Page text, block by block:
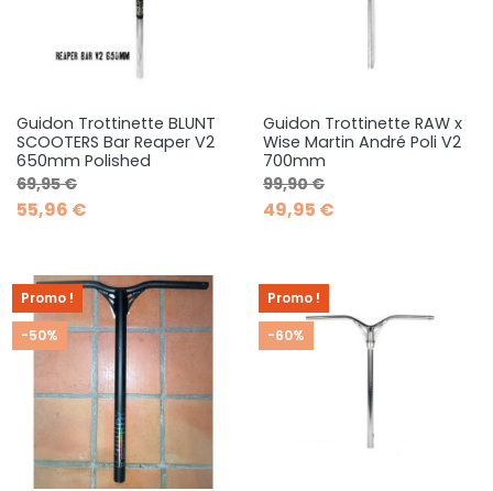
Guidon Trottinette BLUNT
SCOOTERS Bar Reaper V2
650mm Polished
Prix de base
69,95 €Prix
55,96 €
Guidon Trottinette RAW x
Wise Martin André Poli V2
700mm
Prix de base
99,90 €Prix
49,95 €
Promo !
-50%
Promo !
-60%